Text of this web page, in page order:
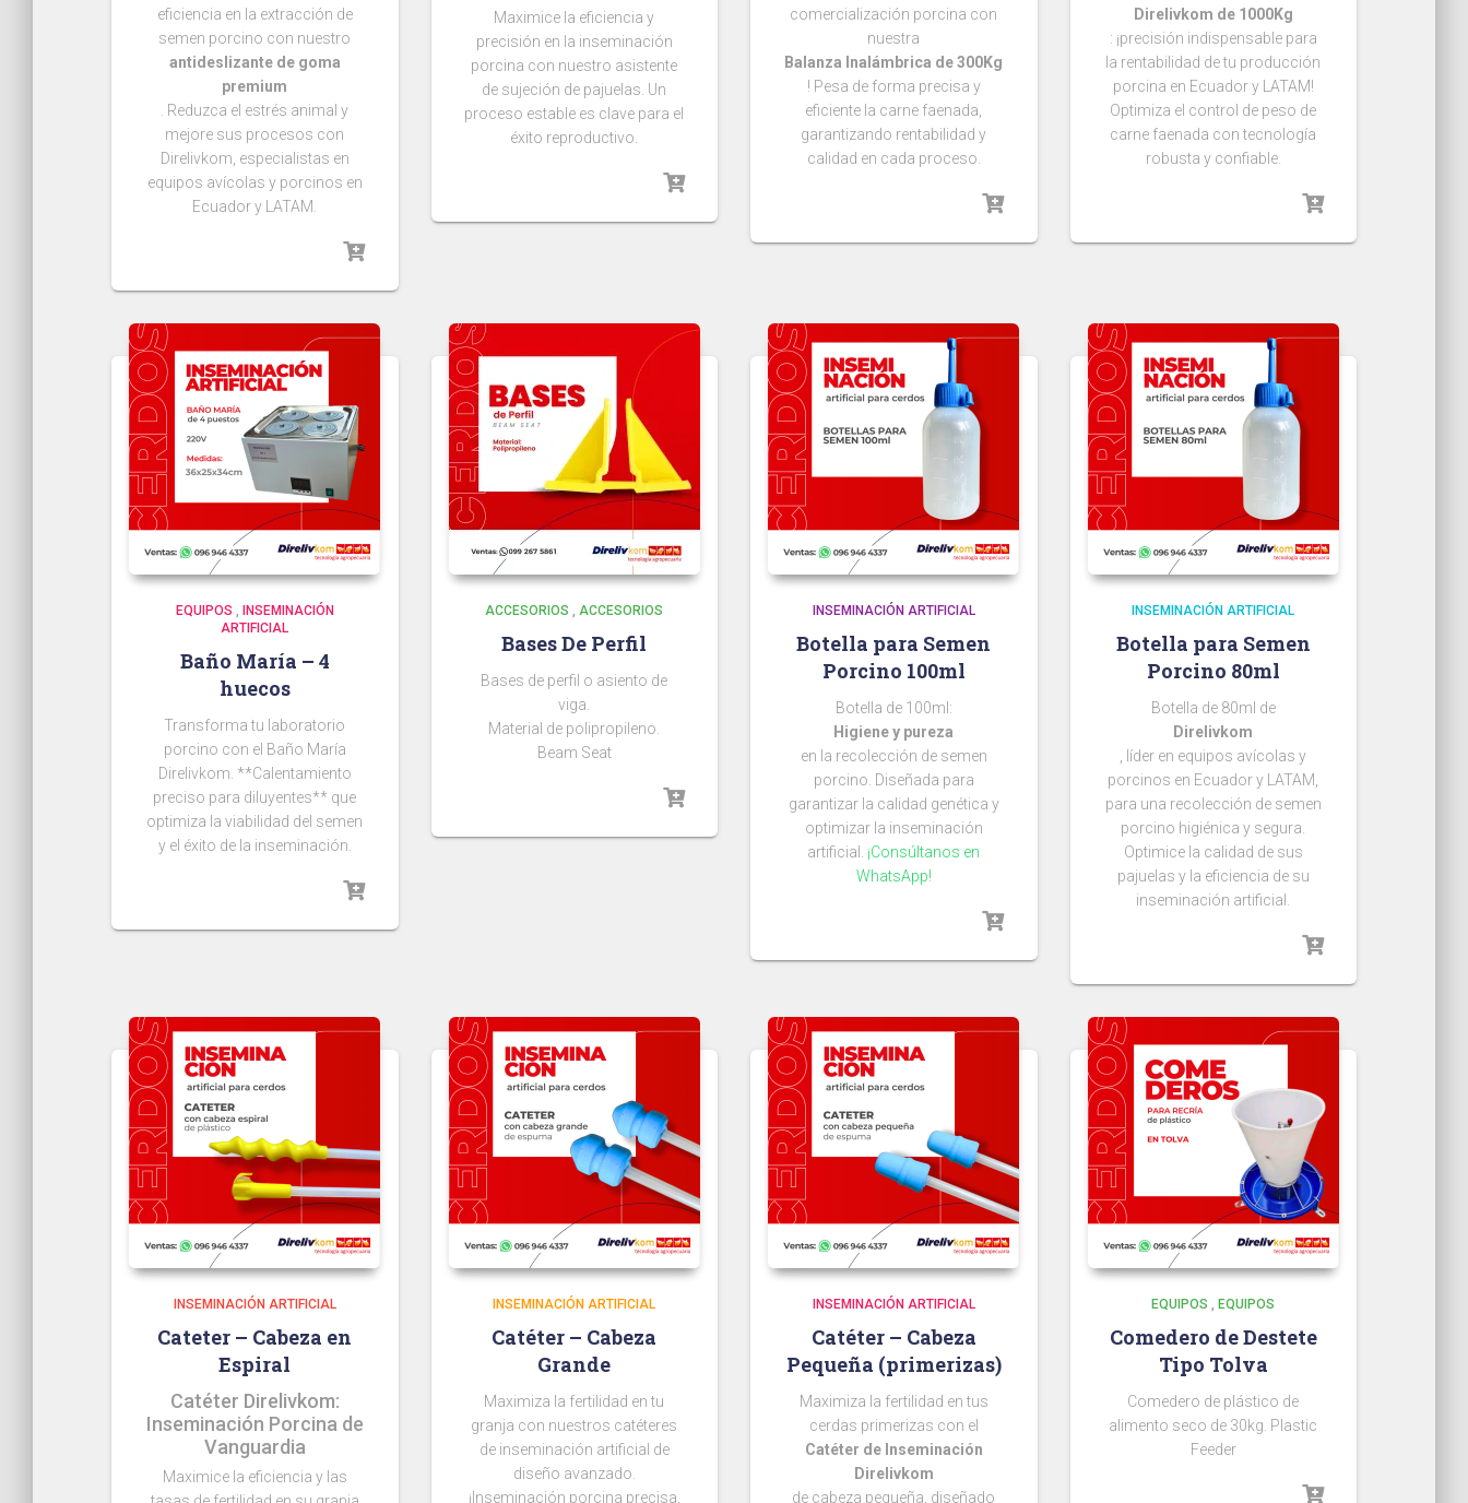
eficiencia en la extracción de
semen porcino con nuestro
antideslizante de goma
premium
. Reduzca el estrés animal y
mejore sus procesos con
Direlivkom, especialistas en
equipos avícolas y porcinos en
Ecuador y LATAM.
Maximice la eficiencia y
precisión en la inseminación
porcina con nuestro asistente
de sujeción de pajuelas. Un
proceso estable es clave para el
éxito reproductivo.
comercialización porcina con
nuestra
Balanza Inalámbrica de 300Kg
! Pesa de forma precisa y
eficiente la carne faenada,
garantizando rentabilidad y
calidad en cada proceso.
Direlivkom de 1000Kg
: ¡precisión indispensable para
la rentabilidad de tu producción
porcina en Ecuador y LATAM!
Optimiza el control de peso de
carne faenada con tecnología
robusta y confiable.
EQUIPOS ,
INSEMINACIÓN
ARTIFICIAL
Baño María – 4
huecos
Transforma tu laboratorio
porcino con el Baño María
Direlivkom. **Calentamiento
preciso para diluyentes** que
optimiza la viabilidad del semen
y el éxito de la inseminación.
ACCESORIOS ,ACCESORIOS
Bases De Perfil
Bases de perfil o asiento de
viga.
Material de polipropileno.
Beam Seat
INSEMINACIÓN ARTIFICIAL
Botella para Semen
Porcino 100ml
Botella de 100ml:
Higiene y pureza
en la recolección de semen
porcino. Diseñada para
garantizar la calidad genética y
optimizar la inseminación
artificial. ¡Consúltanos en
WhatsApp!
INSEMINACIÓN ARTIFICIAL
Botella para Semen
Porcino 80ml
Botella de 80ml de
Direlivkom
, líder en equipos avícolas y
porcinos en Ecuador y LATAM,
para una recolección de semen
porcino higiénica y segura.
Optimice la calidad de sus
pajuelas y la eficiencia de su
inseminación artificial.
INSEMINACIÓN ARTIFICIAL
Cateter – Cabeza en
Espiral
Catéter Direlivkom:
Inseminación Porcina de
Vanguardia
Maximice la eficiencia y las
INSEMINACIÓN ARTIFICIAL
Catéter – Cabeza
Grande
Maximiza la fertilidad en tu
granja con nuestros catéteres
de inseminación artificial de
diseño avanzado.
¡Inseminación porcina precisa,
INSEMINACIÓN ARTIFICIAL
Catéter – Cabeza
Pequeña (primerizas)
Maximiza la fertilidad en tus
cerdas primerizas con el
Catéter de Inseminación
Direlivkom
de cabeza pequeña, diseñado
EQUIPOS , EQUIPOS
Comedero de Destete
Tipo Tolva
Comedero de plástico de
alimento seco de 30kg. Plastic
Feeder